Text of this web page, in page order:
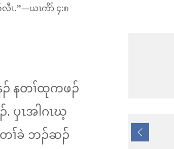
.”—ယၤကိာ် ၄:၈
နတၢ်ထုကဖၣ်
ပှၤအါဂၤဃ့
ၢ်ခဲ ဘၣ်ဆၣ်​
က့ၤ